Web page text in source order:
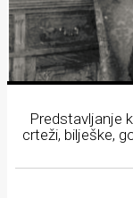
Predstavljanje
crteži, bilješke,